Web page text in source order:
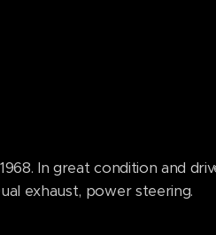
In great condition and
exhaust, power steering.